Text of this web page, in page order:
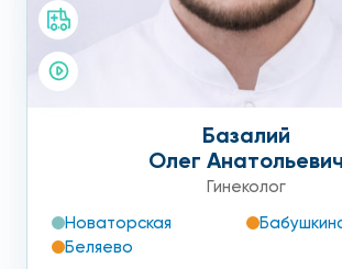
Базалий
Олег Анатольевич
Гинеколог
Новаторская
Беляево